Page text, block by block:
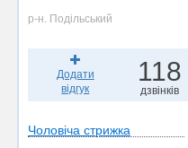
р-н. Подільський
Додати
відгук
118
дзвінків
Чоловіча стрижка